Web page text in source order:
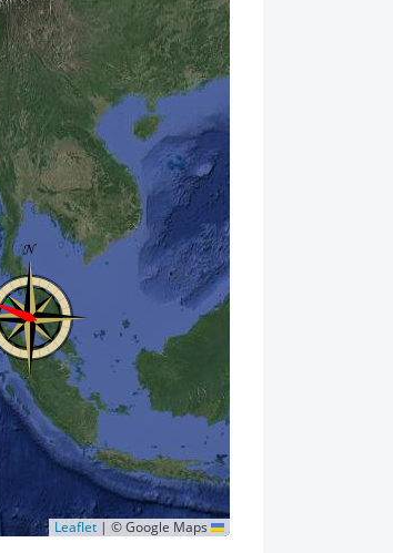
| © Google Maps